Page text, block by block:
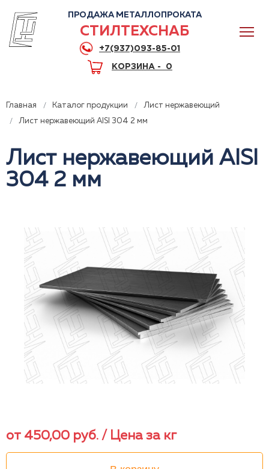
ПРОДАЖА МЕТАЛЛОПРОКАТА
СТИЛТЕХСНАБ
+7(937)093-85-01
КОРЗИНА - 0
Главная Каталог продукции
Лист нержавеющий
Лист нержавеющий AISI 304 2 мм
Лист нержавеющий AISI
304 2 мм
от 450,00 руб. / Цена за кг